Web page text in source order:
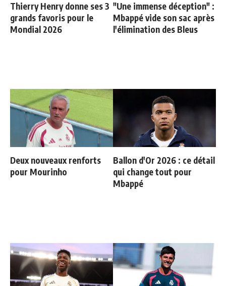
Thierry Henry donne ses 3
grands favoris pour le
Mondial 2026
"Une immense déception" :
Mbappé vide son sac après
l'élimination des Bleus
Deux nouveaux renforts
pour Mourinho
Ballon d'Or 2026 : ce détail
qui change tout pour
Mbappé